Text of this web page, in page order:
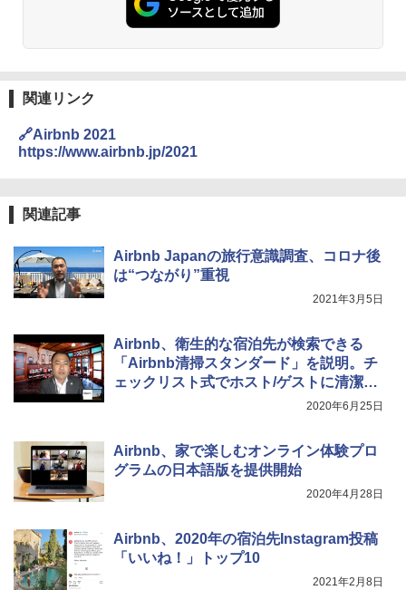
関連リンク
🔗Airbnb 2021
https://www.airbnb.jp/2021
関連記事
Airbnb Japanの旅行意識調査、コロナ後
は“つながり”重視
2021年3月5日
Airbnb、衛生的な宿泊先が検索できる
「Airbnb清掃スタンダード」を説明。チ
ェックリスト式でホスト/ゲストに清潔さ
2020年6月25日
Airbnb、家で楽しむオンライン体験プロ
グラムの日本語版を提供開始
2020年4月28日
Airbnb、2020年の宿泊先Instagram投稿
「いいね！」トップ10
2021年2月8日